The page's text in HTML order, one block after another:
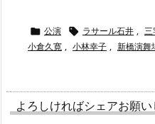
 公演  ラサール石井 , 三
小倉久寛 , 小林幸子 , 新橋演舞
よろしければシェアお願